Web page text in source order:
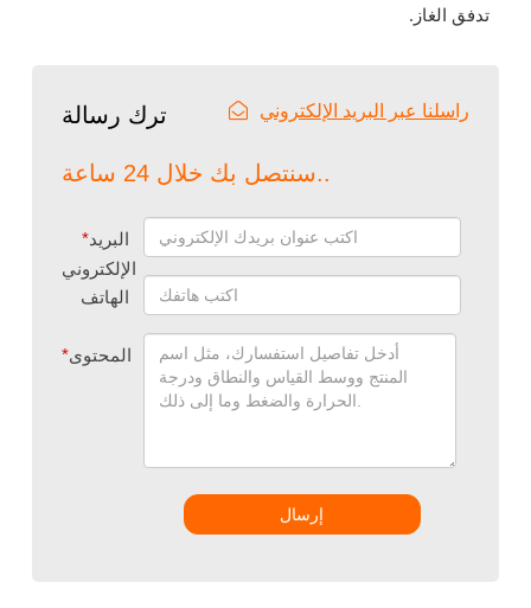
تدفق الغاز.
ترك رسالة راسلنا عبر البريد الإلكتروني
سنتصل بك خلال 24 ساعة..
*البريد
الإلكتروني
الهاتف
*المحتوى
إرسال